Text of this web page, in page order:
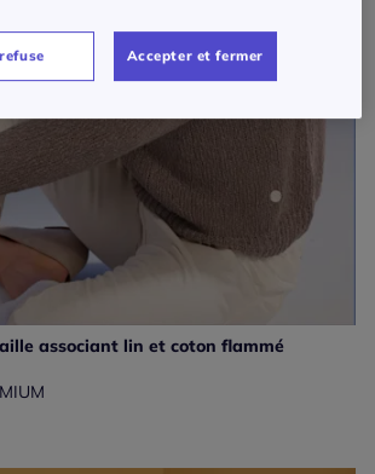
associant lin et coton flammé
refuse Accepter et fermer